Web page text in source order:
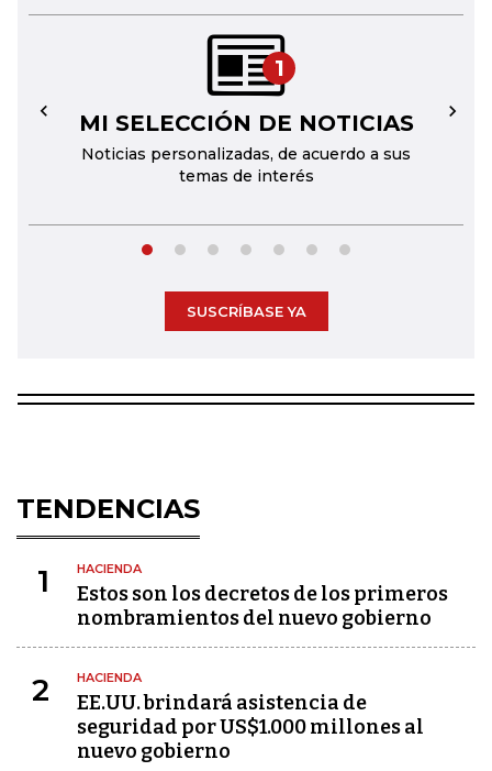
1
MI SELECCIÓN DE NOTICIAS
Noticias personalizadas, de acuerdo a sus
temas de interés
← →
SUSCRÍBASE YA
TENDENCIAS
1 HACIENDA
Estos son los decretos de los primeros
nombramientos del nuevo gobierno
2 HACIENDA
EE.UU. brindará asistencia de
seguridad por US$1.000 millones al
nuevo gobierno